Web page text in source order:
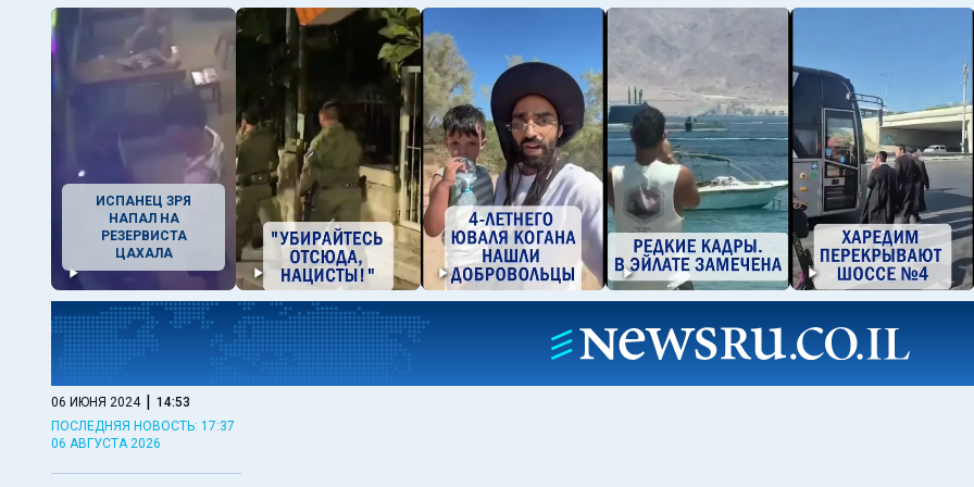
ИСПАНЕЦ ЗРЯ
НАПАЛ НА
РЕЗЕРВИСТА
ЦАХАЛА
06 ИЮНЯ 2024 | 14:53
ПОСЛЕДНЯЯ НОВОСТЬ: 17:37
06 АВГУСТА 2026